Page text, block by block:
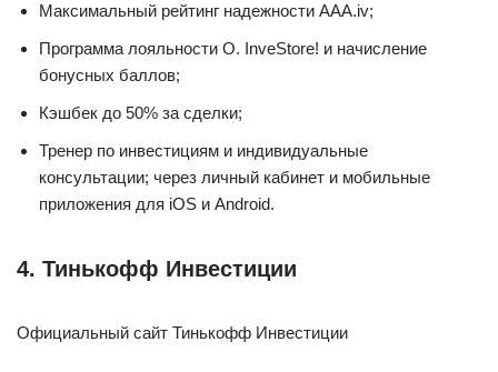
Максимальный рейтинг надежности ААА.iv;
Программа лояльности O. InveStore! и начисление
бонусных баллов;
Кэшбек до 50% за сделки;
Тренер по инвестициям и индивидуальные
консультации; через личный кабинет и мобильные
приложения для iOS и Android.
4. Тинькофф Инвестиции
Официальный сайт Тинькофф Инвестиции